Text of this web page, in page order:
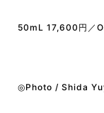
50mL 17,600円／
◎Photo / Shida